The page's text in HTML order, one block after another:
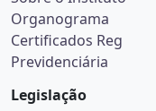
Organograma
Certificados Reg
Previdenciária
Legislação